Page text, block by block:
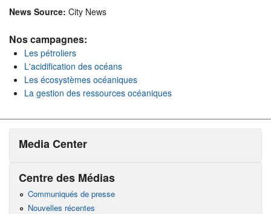
News Source: City News
Nos campagnes:
Les pétroliers
L'acidification des océans
Les écosystèmes océaniques
La gestion des ressources océaniques
Media Center
Centre des Médias
Communiqués de presse
Nouvelles récentes